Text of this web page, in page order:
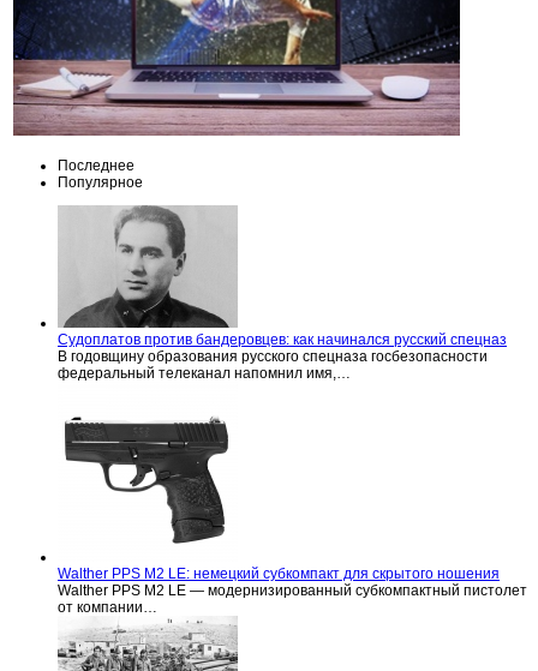
Последнее
Популярное
Судоплатов против бандеровцев: как начинался русский спецназ
В годовщину образования русского спецназа госбезопасности
федеральный телеканал напомнил имя,…
Walther PPS M2 LE: немецкий субкомпакт для скрытого ношения
Walther PPS M2 LE — модернизированный субкомпактный пистолет
от компании…